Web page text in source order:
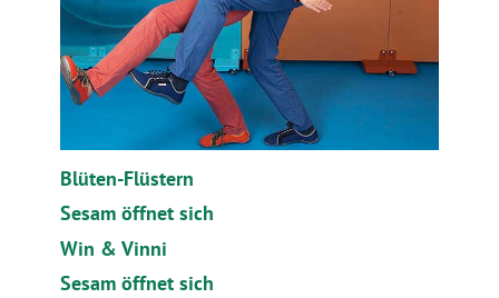
Blüten-Flüstern
Sesam öffnet sich
Win & Vinni
Sesam öffnet sich